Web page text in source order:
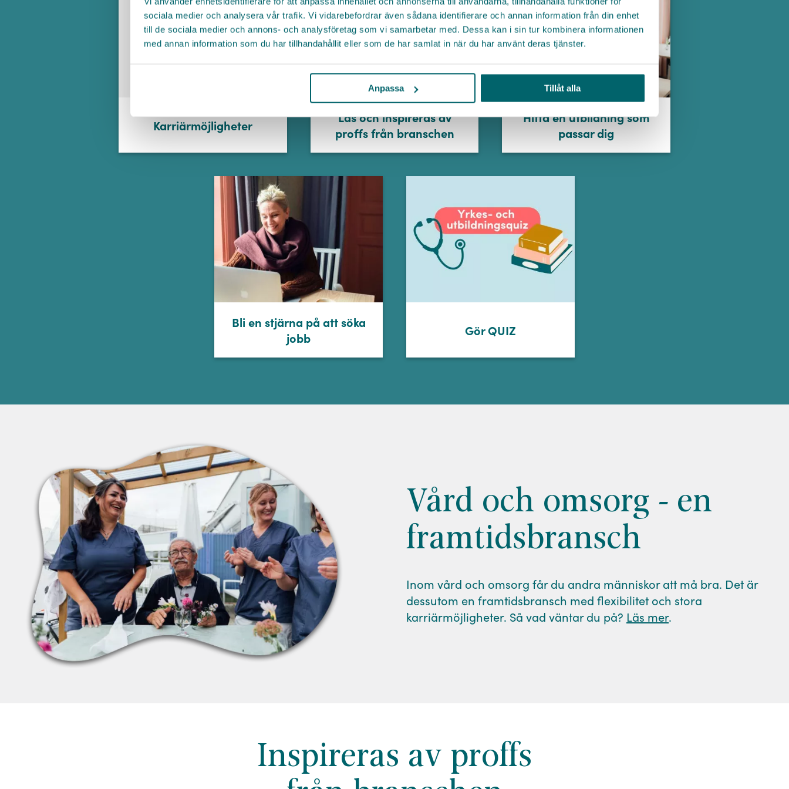
sociala medier och analysera vår trafik. Vi vidarebefordrar även sådana identifierare och annan information från din enhet
till de sociala medier och annons- och analysföretag som vi samarbetar med. Dessa kan i sin tur kombinera informationen
med annan information som du har tillhandahållit eller som de har samlat in när du har använt deras tjänster.
Anpassa Tillåt alla
Karriärmöjligheter
Läs och inspireras av
proffs från branschen
Hitta en utbildning som
passar dig
Bli en stjärna på att söka
jobb
Gör QUIZ
Vård och omsorg - en
framtidsbransch
Inom vård och omsorg får du andra människor att må bra. Det är
dessutom en framtidsbransch med flexibilitet och stora
karriärmöjligheter. Så vad väntar du på? Läs mer.
Inspireras av proffs
LinkedIn
Messenger
E-post
Genom att skicka in mina uppgifter godkänner jag Go Cares
allmänna villkor. Jag har även tagit del av Go Cares
E-post * Telefonnummer
Meddelande